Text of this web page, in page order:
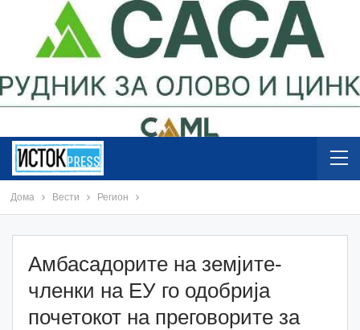
Дома Вести Регион
Амбасадорите на земјите-
членки на ЕУ го одобрија
почетокот на преговорите за